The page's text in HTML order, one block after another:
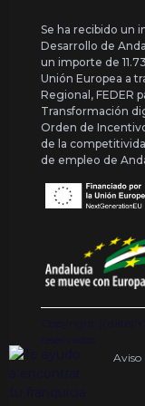
Se ha recibido un
Desarrollo de
un importe de
Unión Europea a
Regional, FEDER
Transformación
Orden de
de la
de empleo de
Copyright {{
reservados
Aviso